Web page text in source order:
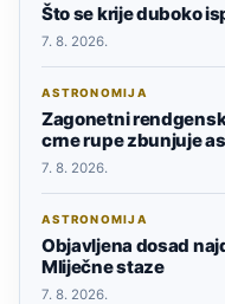
Što se krije duboko
7. 8. 2026.
ASTRONOMIJA
Zagonetni
crne rupe zbunjuje
7. 8. 2026.
ASTRONOMIJA
Objavljena dosad
Mliječne staze
7. 8. 2026.